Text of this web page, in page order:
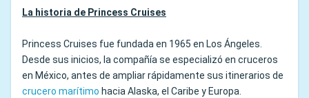
La historia de Princess Cruises
Princess Cruises fue fundada en 1965 en Los Ángeles.
Desde sus inicios, la compañía se especializó en cruceros
en México, antes de ampliar rápidamente sus itinerarios de
crucero marítimo hacia Alaska, el Caribe y Europa.